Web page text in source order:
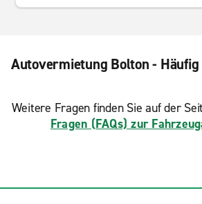
Autovermietung Bolton -
Weitere Fragen finden Sie auf der
Fragen (FAQs) zur